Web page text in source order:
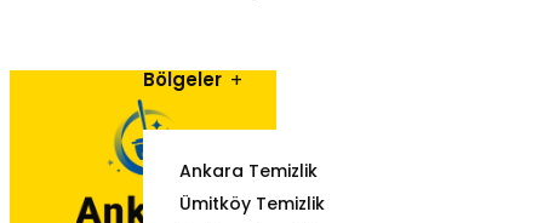
Bölgeler
Ankara Temizlik
Ümitköy Temizlik